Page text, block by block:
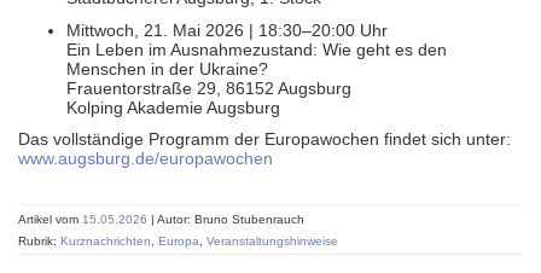
Mittwoch, 21. Mai 2026 | 18:30–20:00 Uhr
Ein Leben im Ausnahmezustand: Wie geht es den
Menschen in der Ukraine?
Frauentorstraße 29, 86152 Augsburg
Kolping Akademie Augsburg
Das vollständige Programm der Europawochen findet sich unter:
www.augsburg.de/europawochen
Artikel vom 15.05.2026 | Autor: Bruno Stubenrauch
Rubrik: Kurznachrichten Europa Veranstaltungshinweise